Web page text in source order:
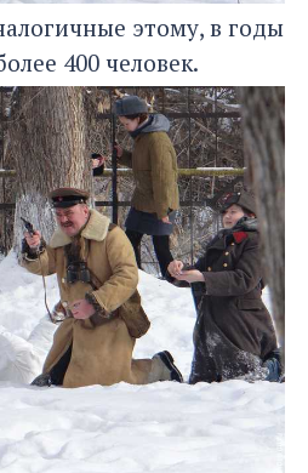
этому, в годы
400 человек.